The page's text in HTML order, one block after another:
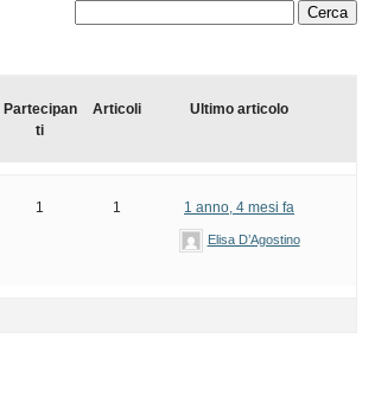
Partecipan
ti
Articoli Ultimo articolo
1 1 1 anno, 4 mesi fa
Elisa D’Agostino